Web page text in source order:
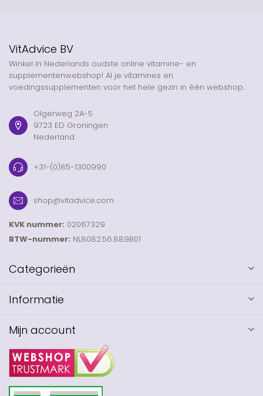
VitAdvice BV
Winkel in Nederlands oudste online vitamine- en
supplementenwebshop! Al je vitamines en
voedingssupplementen voor het hele gezin in één webshop.
Olgerweg 2A-5
9723 ED Groningen
Nederland
+31-(0)85-1300990
shop@vitadvice.com
KVK nummer: 02067329
BTW-nummer: NL8082.56.889B01
Categorieën
Informatie
Mijn account